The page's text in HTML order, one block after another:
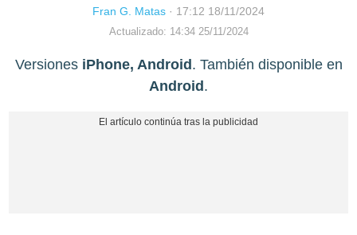
Fran G. Matas · 17:12 18/11/2024
Actualizado: 14:34 25/11/2024
Versiones iPhone, Android. También disponible en
Android.